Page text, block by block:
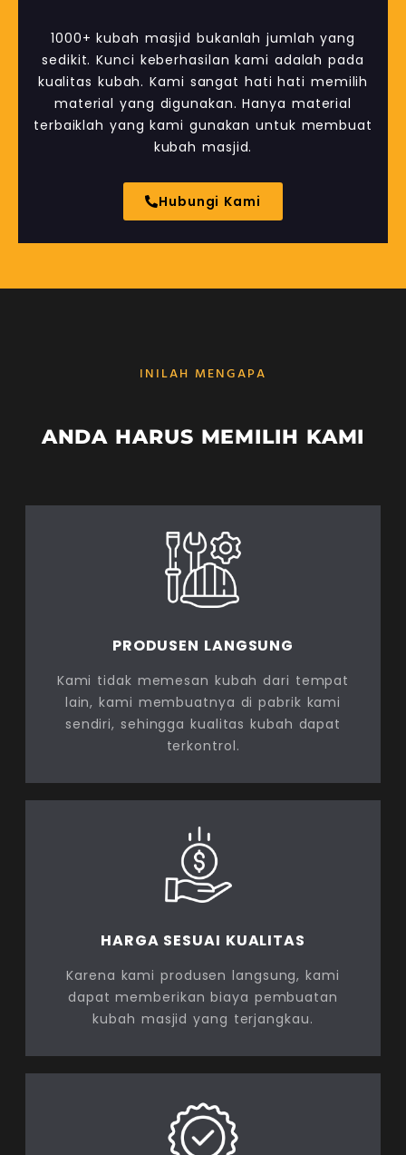
1000+ kubah masjid bukanlah jumlah yang
sedikit. Kunci keberhasilan kami adalah pada
kualitas kubah. Kami sangat hati hati memilih
material yang digunakan. Hanya material
terbaiklah yang kami gunakan untuk membuat
kubah masjid.
Hubungi Kami
INILAH MENGAPA
ANDA HARUS MEMILIH KAMI
PRODUSEN LANGSUNG
Kami tidak memesan kubah dari tempat
lain, kami membuatnya di pabrik kami
sendiri, sehingga kualitas kubah dapat
terkontrol.
HARGA SESUAI KUALITAS
Karena kami produsen langsung, kami
dapat memberikan biaya pembuatan
kubah masjid yang terjangkau.